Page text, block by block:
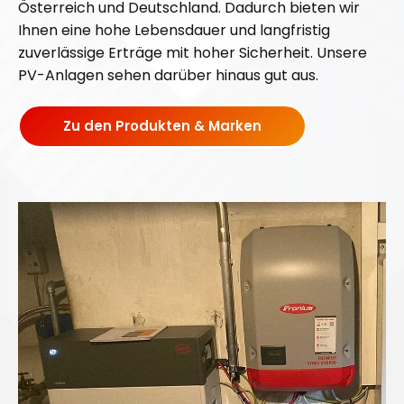
m
P
ö
c
h
l
n
n
d
d
e
n
B
m
P
ö
c
h
l
n
n
d
d
e
n
B
Österreich und Deutschland. Dadurch bieten wir
Ihnen eine hohe Lebensdauer und langfristig
zuverlässige Erträge mit hoher Sicherheit. Unsere
PV-Anlagen sehen darüber hinaus gut aus.
Zu den Produkten & Marken